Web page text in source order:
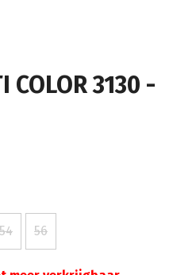
COLOR 3130 -
54 56